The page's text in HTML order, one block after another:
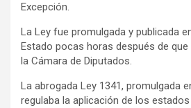
Excepción.
La Ley fue promulgada y publicada
Estado pocas horas después de
la Cámara de Diputados.
La abrogada Ley 1341, promulgada
regulaba la aplicación de los